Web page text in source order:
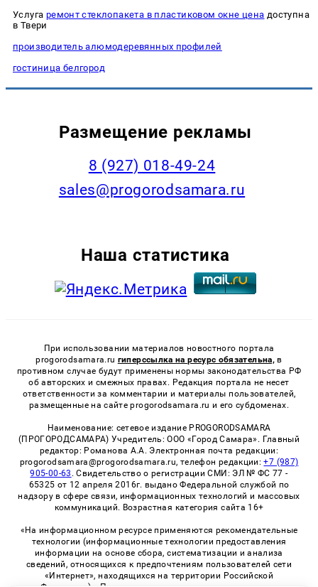
Услуга ремонт стеклопакета в пластиковом окне цена доступна
в Твери
производитель алюмодеревянных профилей
гостиница белгород
Размещение рекламы
8 (927) 018-49-24
sales@progorodsamara.ru
Наша статистика
При использовании материалов новостного портала
progorodsamara.ru гиперссылка на ресурс обязательна, в
противном случае будут применены нормы законодательства РФ
об авторских и смежных правах. Редакция портала не несет
ответственности за комментарии и материалы пользователей,
размещенные на сайте progorodsamara.ru и его субдоменах.
Наименование: сетевое издание PROGORODSAMARA
(ПРОГОРОДСАМАРА) Учредитель: ООО «Город Самара». Главный
редактор: Романова А.А. Электронная почта редакции:
progorodsamara@progorodsamara.ru, телефон редакции:+7 (987)
905-00-63 . Свидетельство о регистрации СМИ: ЭЛ № ФС 77 -
65325 от 12 апреля 2016г. выдано Федеральной службой по
надзору в сфере связи, информационных технологий и массовых
коммуникаций. Возрастная категория сайта 16+
«На информационном ресурсе применяются рекомендательные
технологии (информационные технологии предоставления
информации на основе сбора, систематизации и анализа
сведений, относящихся к предпочтениям пользователей сети
«Интернет», находящихся на территории Российской